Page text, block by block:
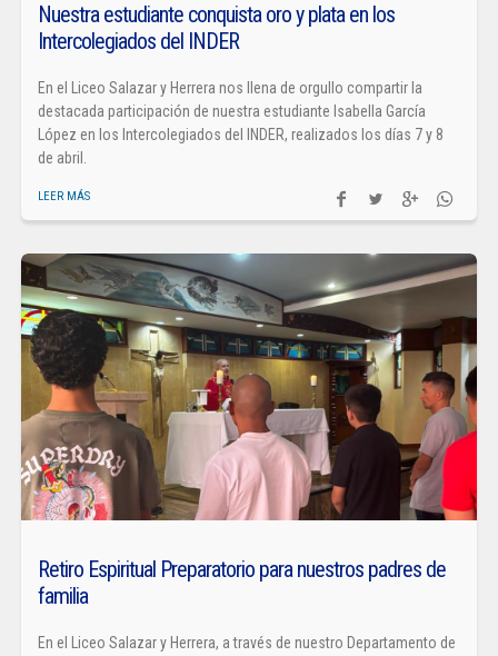
Nuestra estudiante conquista oro y plata en los
Intercolegiados del INDER
En el Liceo Salazar y Herrera nos llena de orgullo compartir la
destacada participación de nuestra estudiante Isabella García
López en los Intercolegiados del INDER, realizados los días 7 y 8
de abril.
LEER MÁS
Retiro Espiritual Preparatorio para nuestros padres de
familia
En el Liceo Salazar y Herrera, a través de nuestro Departamento de